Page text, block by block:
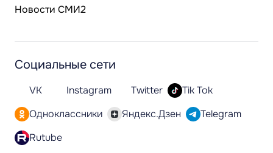
Новости СМИ2
Социальные сети
VK Instagram Twitter
Tik Tok
Одноклассники
Яндекс.Дзен
Telegram
Rutube